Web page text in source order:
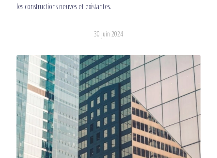
les constructions neuves et existantes.
30 juin 2024